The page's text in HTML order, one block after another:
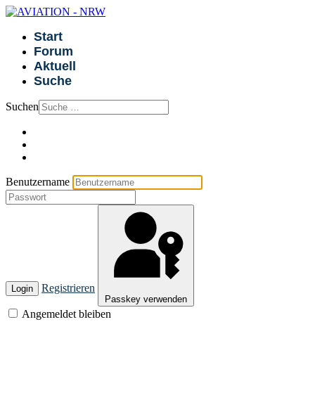
Start
Forum
Aktuell
Suche
Suchen
Benutzername
Login Registrieren
Passkey verwenden
Angemeldet bleiben